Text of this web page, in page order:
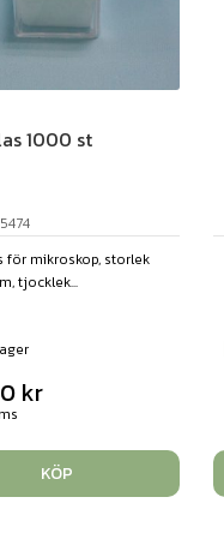
1000 st
för mikroskop, storlek
tjocklek...
kr
KÖP